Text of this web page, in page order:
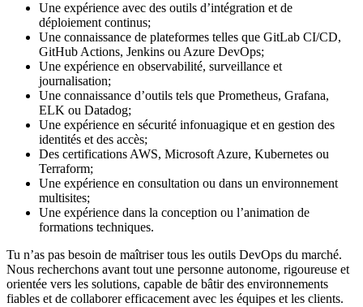
Une expérience avec des outils d’intégration et de
déploiement continus;
Une connaissance de plateformes telles que GitLab CI/CD,
GitHub Actions, Jenkins ou Azure DevOps;
Une expérience en observabilité, surveillance et
journalisation;
Une connaissance d’outils tels que Prometheus, Grafana,
ELK ou Datadog;
Une expérience en sécurité infonuagique et en gestion des
identités et des accès;
Des certifications AWS, Microsoft Azure, Kubernetes ou
Terraform;
Une expérience en consultation ou dans un environnement
multisites;
Une expérience dans la conception ou l’animation de
formations techniques.
Tu n’as pas besoin de maîtriser tous les outils DevOps du marché.
Nous recherchons avant tout une personne autonome, rigoureuse et
orientée vers les solutions, capable de bâtir des environnements
fiables et de collaborer efficacement avec les équipes et les clients.